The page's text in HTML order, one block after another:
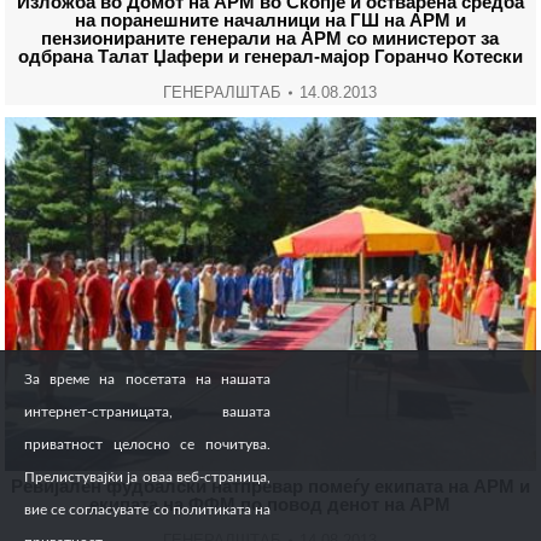
на поранешните началници на ГШ на АРМ и
пензионираните генерали на АРМ со министерот за
одбрана Талат Џафери и генерал-мајор Горанчо Котески
ГЕНЕРАЛШТАБ 14.08.2013
Ревијален фудбалски натпревар помеѓу екипата на АРМ и
екипата на ФФМ по повод денот на АРМ
За време на посетата на нашата
интернет-страницата, вашата
приватност целосно се почитува.
Прелистувајќи ја оваа веб-страница,
вие се согласувате со политиката на